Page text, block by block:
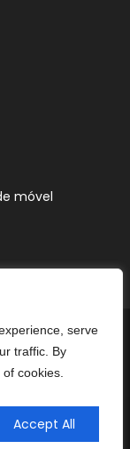
serve
traffic. By
cookies.
Accept All
móvel
os
por